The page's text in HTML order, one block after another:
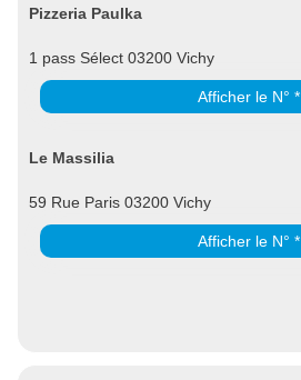
Pizzeria Paulka
1 pass Sélect 03200 Vichy
Afficher le N° *
Le Massilia
59 Rue Paris 03200 Vichy
Afficher le N° *